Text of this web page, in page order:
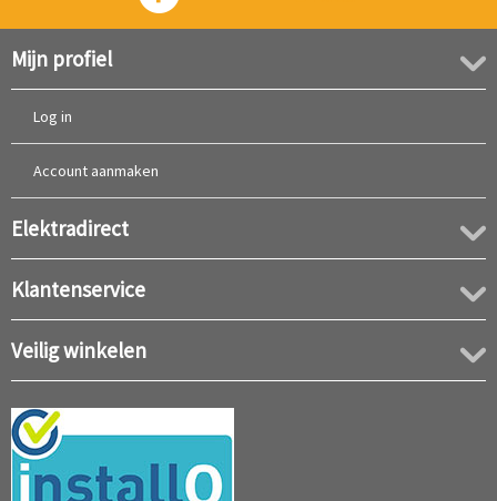
Mijn profiel
Log in
Account aanmaken
Elektradirect
Klantenservice
Veilig winkelen